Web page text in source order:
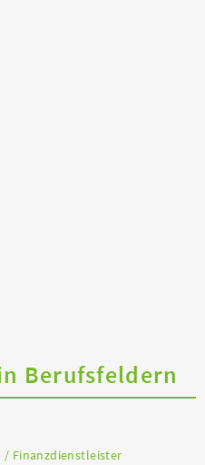
Berufsfeldern
/ Finanzdienstleister